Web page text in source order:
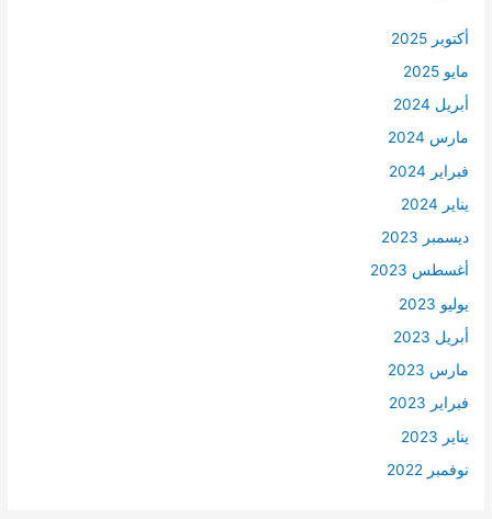
أكتوبر 2025
مايو 2025
أبريل 2024
مارس 2024
فبراير 2024
يناير 2024
ديسمبر 2023
أغسطس 2023
يوليو 2023
أبريل 2023
مارس 2023
فبراير 2023
يناير 2023
نوفمبر 2022